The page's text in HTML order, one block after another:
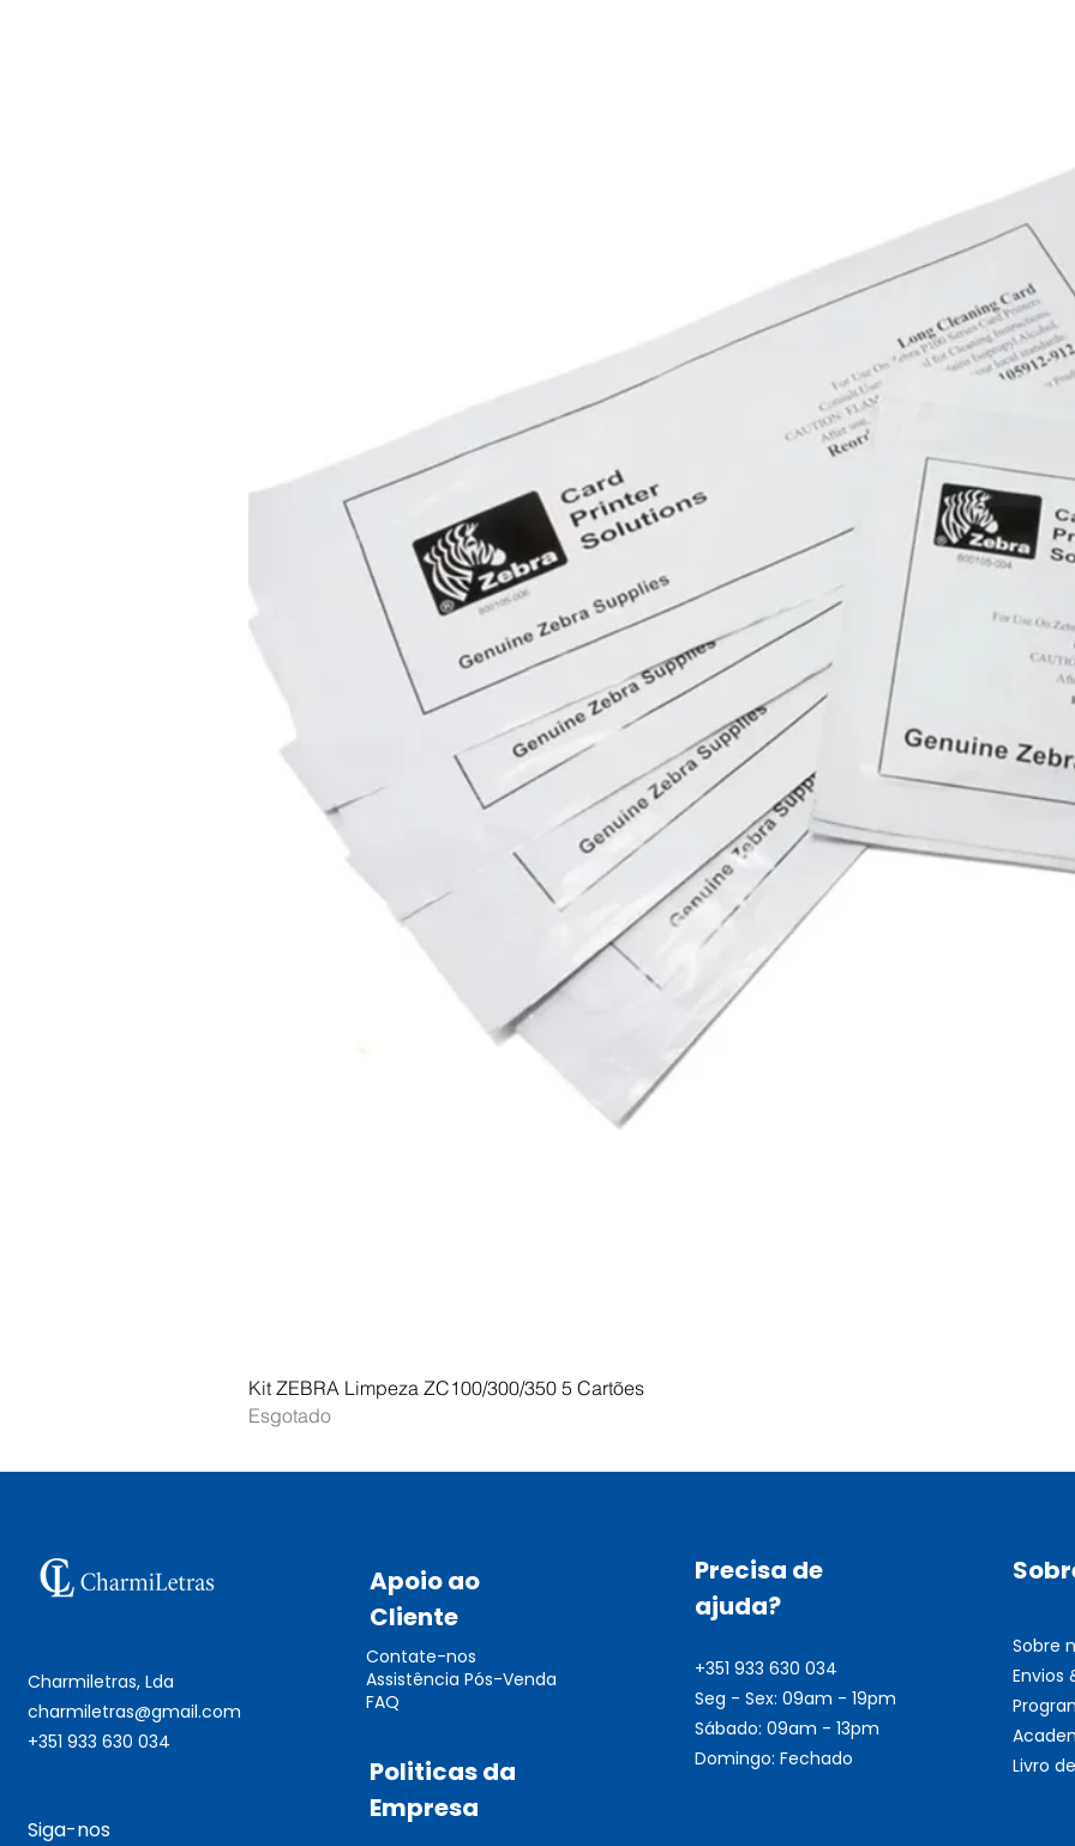
Kit ZEBRA Limpeza ZC100/300/350 5 Cartões
Esgotado
Charmiletras, Lda
charmiletras@gmail.com
+351 933 630 034
Siga-nos
Apoio ao
Cliente
Contate-nos
Assistência Pós-Venda
FAQ
Politicas da
Empresa
Precisa de
ajuda?
+351 933 630 034
Seg - Sex: 09am - 19pm
Sábado: 09am - 13pm
Domingo: Fechado
Sobre
Envios
Livro